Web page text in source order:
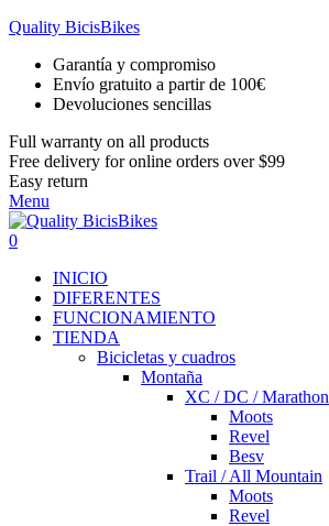
Quality BicisBikes
Garantía y compromiso
Envío gratuito a partir de 100€
Devoluciones sencillas
Full warranty on all products
Free delivery for online orders over $99
Easy return
Menu
0
INICIO
DIFERENTES
FUNCIONAMIENTO
TIENDA
Bicicletas y cuadros
Montaña
XC / DC / Marathon
Moots
Revel
Besv
Trail / All Mountain
Moots
Revel